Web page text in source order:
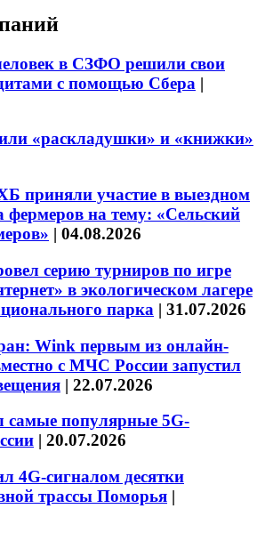
в СЗФО решили свои
с помощью Сбера |
«раскладушки» и «книжки»
приняли участие в выездном
фермеров на тему: «Сельский
| 04.08.2026
серию турниров по игре
в экологическом лагере
парка | 31.07.2026
Wink первым из онлайн-
с МЧС России запустил
| 22.07.2026
самые популярные 5G-
| 20.07.2026
4G-сигналом десятки
трассы Поморья |